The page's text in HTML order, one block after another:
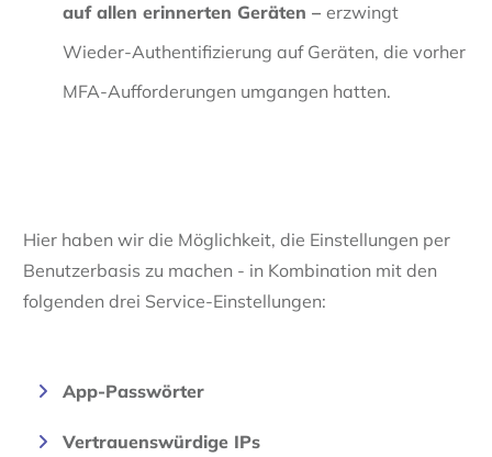
auf allen erinnerten Geräten – erzwingt
Wieder-Authentifizierung auf Geräten, die vorher
MFA-Aufforderungen umgangen hatten.
Hier haben wir die Möglichkeit, die Einstellungen per
Benutzerbasis zu machen - in Kombination mit den
folgenden drei Service-Einstellungen:
App-Passwörter
Vertrauenswürdige IPs